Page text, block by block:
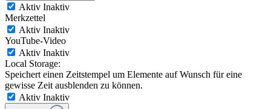
Aktiv Inaktiv
Merkzettel
Aktiv Inaktiv
YouTube-Video
Aktiv Inaktiv
Local Storage:
Speichert einen Zeitstempel um Elemente auf Wunsch für eine
gewisse Zeit ausblenden zu können.
Aktiv Inaktiv